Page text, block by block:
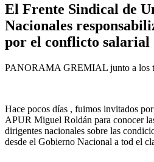
El Frente Sindical de
Nacionales
por el conflicto salarial
PANORAMA GREMIAL junto a los
Hace pocos días , fuimos invitados
APUR Miguel Roldán para conocer
dirigentes nacionales sobre las
desde el Gobierno Nacional a tod el